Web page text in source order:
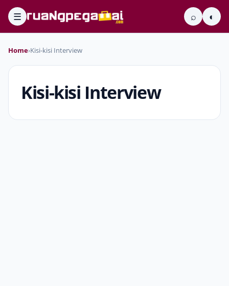
☰ ⌕ ◐
Home›Kisi-kisi Interview
Kisi-kisi Interview